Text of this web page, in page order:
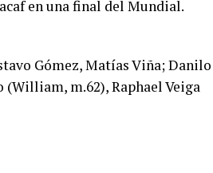
en una final del Mundial.
Gómez, Matías Viña; Danilo
(William, m.62), Raphael Veiga